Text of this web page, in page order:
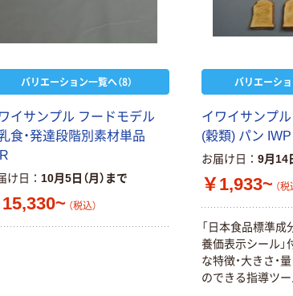
バリエーション一覧へ（8）
イサンプル フードモデル
食・発達段階別素材単品
け日 10月5日（月）まで
15,330~ （税込）
バリエーショ
イワイサンプ
(穀類) パン IWP
お届け日 9月14
￥1,933~ （税
「日本食品標準成
養価表示シール」
な特徴・大きさ・
のできる指導ツー